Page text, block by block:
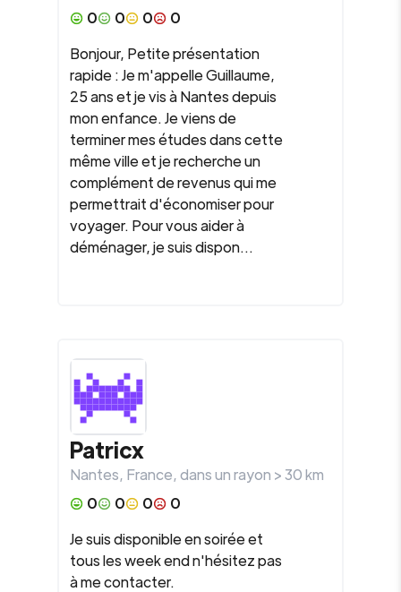
0
0 0
0
Bonjour, Petite présentation
rapide : Je m'appelle Guillaume,
25 ans et je vis à Nantes depuis
mon enfance. Je viens de
terminer mes études dans cette
même ville et je recherche un
complément de revenus qui me
permettrait d'économiser pour
voyager. Pour vous aider à
déménager, je suis dispon...
Patricx
Nantes, France, dans un rayon >30km
0
0 0
0
Je suis disponible en soirée et
tous les week end n'hésitez pas
à me contacter.